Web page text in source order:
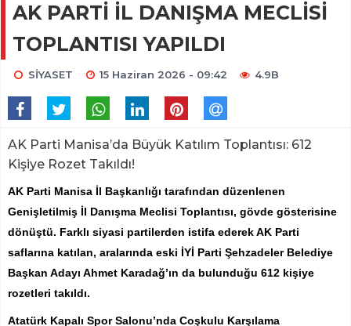
AK PARTİ İL DANIŞMA MECLİSİ
TOPLANTISI YAPILDI
SİYASET 15 Haziran 2026 - 09:42 4.9B
AK Parti Manisa’da Büyük Katılım Toplantısı: 612
Kişiye Rozet Takıldı!
AK Parti Manisa İl Başkanlığı tarafından düzenlenen
Genişletilmiş İl Danışma Meclisi Toplantısı, gövde gösterisine
dönüştü. Farklı siyasi partilerden istifa ederek AK Parti
saflarına katılan, aralarında eski İYİ Parti Şehzadeler Belediye
Başkan Adayı Ahmet Karadağ’ın da bulunduğu 612 kişiye
rozetleri takıldı.
Atatürk Kapalı Spor Salonu’nda Coşkulu Karşılama